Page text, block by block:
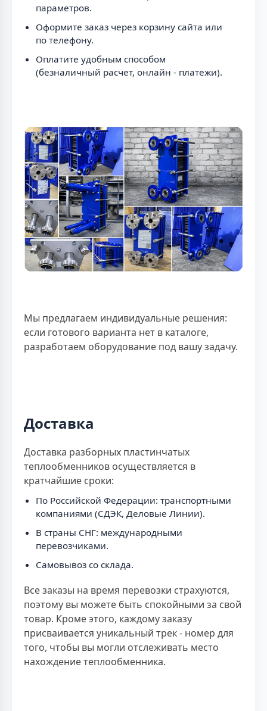
параметров.
Оформите заказ через корзину сайта или
по телефону.
Оплатите удобным способом
(безналичный расчет, онлайн - платежи).
Мы предлагаем индивидуальные решения:
если готового варианта нет в каталоге,
разработаем оборудование под вашу задачу.
Доставка
Доставка разборных пластинчатых
теплообменников осуществляется в
кратчайшие сроки:
По Российской Федерации: транспортными
компаниями (СДЭК, Деловые Линии).
В страны СНГ: международными
перевозчиками.
Самовывоз со склада.
Все заказы на время перевозки страхуются,
поэтому вы можете быть спокойными за свой
товар. Кроме этого, каждому заказу
присваивается уникальный трек - номер для
того, чтобы вы могли отслеживать место
нахождение теплообменника.